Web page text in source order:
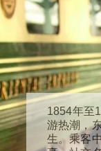
1854年至
游热潮，
生。乘客